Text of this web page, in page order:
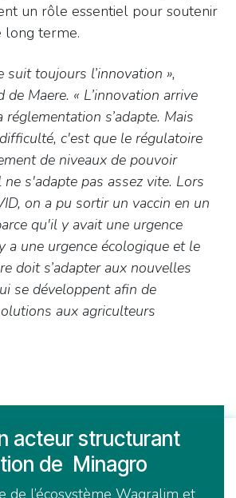
un rôle essentiel pour soutenir
long terme.
suit toujours l’innovation »,
Maere. « L’innovation arrive
réglementation s’adapte. Mais
c'est que le régulatoire
de niveaux de pouvoir
ne s'adapte pas assez vite. Lors
on a pu sortir un vaccin en un
qu'il y avait une urgence
a une urgence écologique et le
doit s’adapter aux nouvelles
se développent afin de
aux agriculteurs
acteur structurant
de Minagro
de l’écosystème Wagralim et